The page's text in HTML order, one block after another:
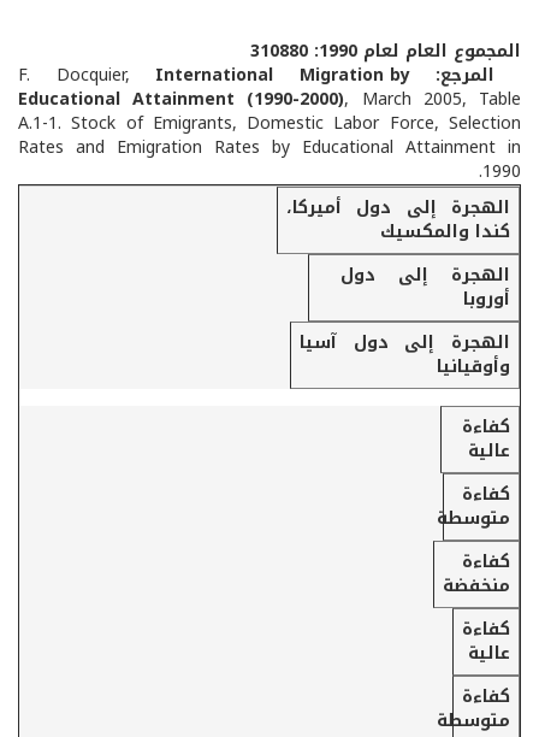
المجموع العام لعام 1990: 310880
المرجع: F. Docquier, International Migration by
Educational Attainment (1990-2000), March 2005, Table
A.1-1. Stock of Emigrants, Domestic Labor Force, Selection
Rates and Emigration Rates by Educational Attainment in
1990.
عدد اللبنانيين المولودين في لبنان بحسب دول
العلمية
عام 2000
الهجرة إلى دول أميركا،
كندا والمكسيك
الهجرة إلى دول
أوروبا
الهجرة إلى دول آسيا
وأوقيانيا
كفاءة
عالية
كفاءة
متوسطة
كفاءة
منخفضة
كفاءة
عالية
كفاءة
متوسطة